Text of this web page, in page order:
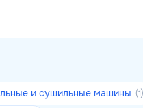
и сушильные машины (1)